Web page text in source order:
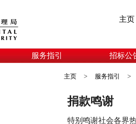
主页
服务指引 招标公
主页 > 服务指引 >